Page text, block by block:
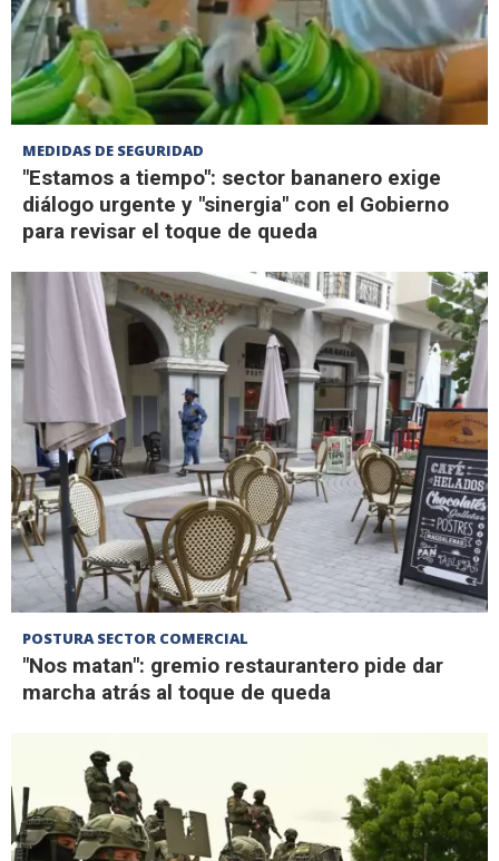
MEDIDAS DE SEGURIDAD
"Estamos a tiempo": sector bananero exige
diálogo urgente y "sinergia" con el Gobierno
para revisar el toque de queda
POSTURA SECTOR COMERCIAL
"Nos matan": gremio restaurantero pide dar
marcha atrás al toque de queda